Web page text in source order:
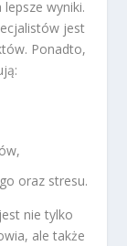
wyniki.
jest
Ponadto,
oraz stresu.
nie tylko
ale także